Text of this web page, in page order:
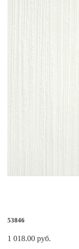
53846
1 018.00 руб.